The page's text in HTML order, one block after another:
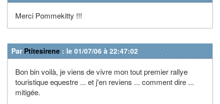
Merci Pommekitty !!!
Par Ptitesirene : le 01/07/06 à 22:47:02
Bon bin voilà, je viens de vivre mon tout premier rallye
touristique equestre ... et j'en reviens ... comment dire ...
mitigée.